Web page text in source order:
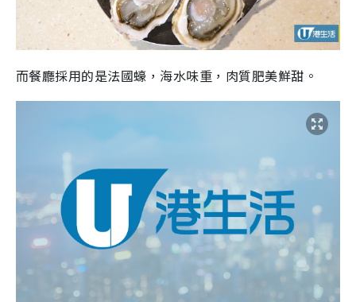
而餐廳採用的是法國蠔，海水味重，肉質肥美鮮甜。